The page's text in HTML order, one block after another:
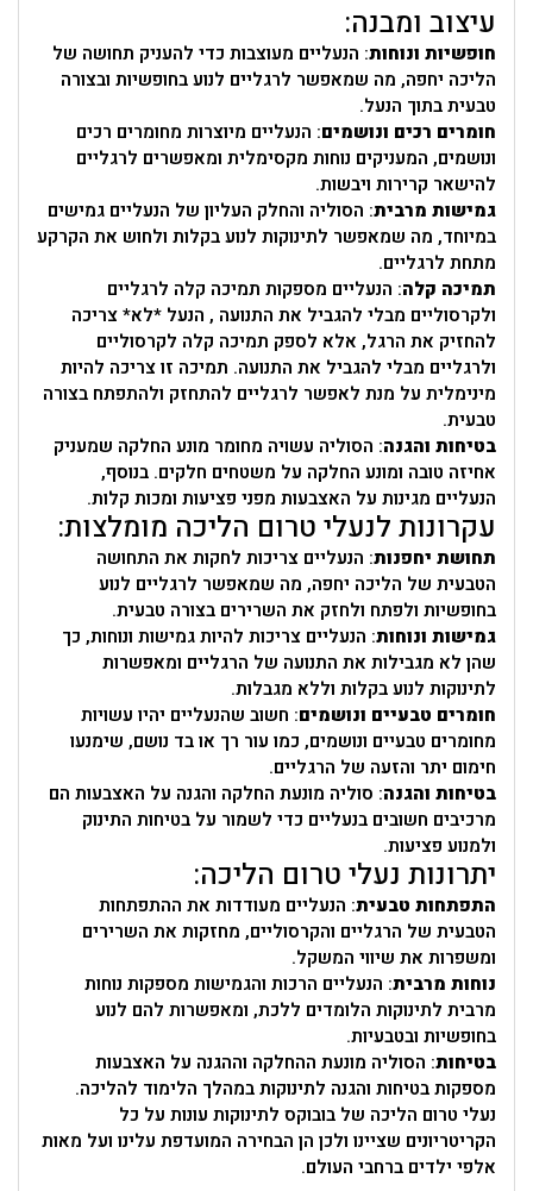
עיצוב ומבנה:
חופשיות ונוחות: הנעליים מעוצבות כדי להעניק תחושה של
הליכה יחפה, מה שמאפשר לרגליים לנוע בחופשיות ובצורה
טבעית בתוך הנעל.
חומרים רכים ונושמים: הנעליים מיוצרות מחומרים רכים
ונושמים, המעניקים נוחות מקסימלית ומאפשרים לרגליים
להישאר קרירות ויבשות.
גמישות מרבית: הסוליה והחלק העליון של הנעליים גמישים
במיוחד, מה שמאפשר לתינוקות לנוע בקלות ולחוש את הקרקע
מתחת לרגליים.
תמיכה קלה: הנעליים מספקות תמיכה קלה לרגליים
ולקרסוליים מבלי להגביל את התנועה , הנעל *לא* צריכה
להחזיק את הרגל, אלא לספק תמיכה קלה לקרסוליים
ולרגליים מבלי להגביל את התנועה. תמיכה זו צריכה להיות
מינימלית על מנת לאפשר לרגליים להתחזק ולהתפתח בצורה
טבעית.
בטיחות והגנה: הסוליה עשויה מחומר מונע החלקה שמעניק
אחיזה טובה ומונע החלקה על משטחים חלקים. בנוסף,
הנעליים מגינות על האצבעות מפני פציעות ומכות קלות.
עקרונות לנעלי טרום הליכה מומלצות:
תחושת יחפנות: הנעליים צריכות לחקות את התחושה
הטבעית של הליכה יחפה, מה שמאפשר לרגליים לנוע
בחופשיות ולפתח ולחזק את השרירים בצורה טבעית.
גמישות ונוחות: הנעליים צריכות להיות גמישות ונוחות, כך
שהן לא מגבילות את התנועה של הרגליים ומאפשרות
לתינוקות לנוע בקלות וללא מגבלות.
חומרים טבעיים ונושמים: חשוב שהנעליים יהיו עשויות
מחומרים טבעיים ונושמים, כמו עור רך או בד נושם, שימנעו
חימום יתר והזעה של הרגליים.
בטיחות והגנה: סוליה מונעת החלקה והגנה על האצבעות הם
מרכיבים חשובים בנעליים כדי לשמור על בטיחות התינוק
ולמנוע פציעות.
יתרונות נעלי טרום הליכה:
התפתחות טבעית: הנעליים מעודדות את ההתפתחות
הטבעית של הרגליים והקרסוליים, מחזקות את השרירים
ומשפרות את שיווי המשקל.
נוחות מרבית: הנעליים הרכות והגמישות מספקות נוחות
מרבית לתינוקות הלומדים ללכת, ומאפשרות להם לנוע
בחופשיות ובטבעיות.
בטיחות: הסוליה מונעת ההחלקה וההגנה על האצבעות
מספקות בטיחות והגנה לתינוקות במהלך הלימוד להליכה.
נעלי טרום הליכה של בובוקס לתינוקות עונות על כל
הקריטריונים שציינו ולכן הן הבחירה המועדפת עלינו ועל מאות
אלפי ילדים ברחבי העולם.